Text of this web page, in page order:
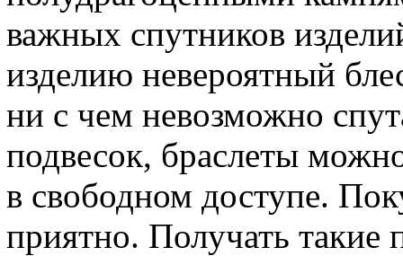
важных спутников
изделию невероятный
ни с чем невозможно
подвесок, браслеты
в свободном доступе.
приятно. Получать такие